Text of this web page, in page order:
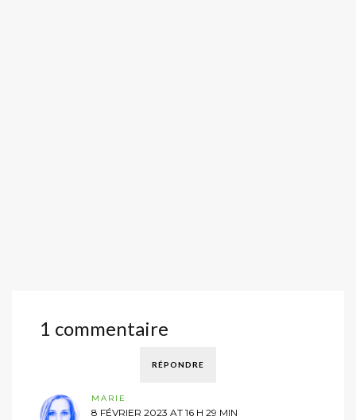
1 commentaire
RÉPONDRE
MARIE
8 FÉVRIER 2023 AT 16 H 29 MIN